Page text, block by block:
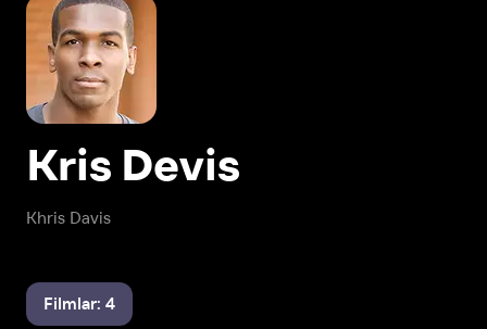
Khris Davis
Kris Devis
Filmlar: 4